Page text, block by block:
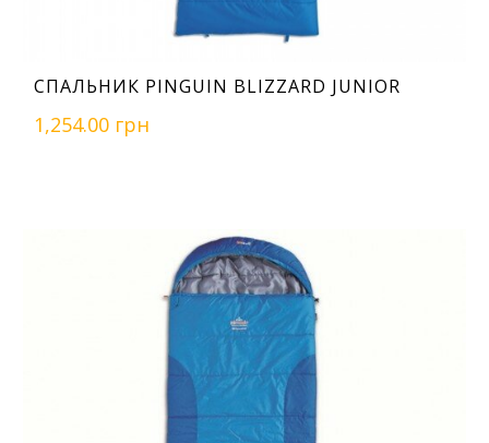
СПАЛЬНИК PINGUIN BLIZZARD JUNIOR
1,254.00 грн